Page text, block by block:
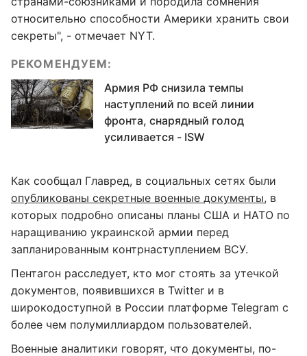
относительно способности Америки хранить свои
секреты", - отмечает NYT.
РЕКОМЕНДУЕМ:
Армия РФ снизила темпы
наступлений по всей линии
фронта, снарядный голод
усиливается - ISW
Как сообщал Главред, в социальных сетях были
опубликованы секретные военные документы, в
которых подробно описаны планы США и НАТО по
наращиванию украинской армии перед
запланированным контрнаступлением ВСУ.
Пентагон расследует, кто мог стоять за утечкой
документов, появившихся в Twitter и в
широкодоступной в России платформе Telegram с
более чем полумиллиардом пользователей.
Военные аналитики говорят, что документы, по-